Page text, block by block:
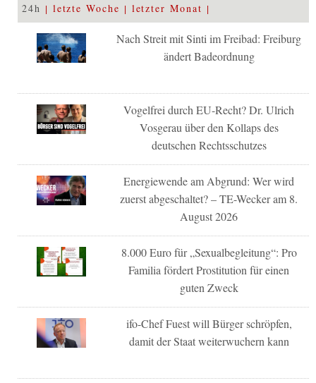
24h letzte Woche letzter Monat
Nach Streit mit Sinti im Freibad: Freiburg
ändert Badeordnung
Vogelfrei durch EU-Recht? Dr. Ulrich
Vosgerau über den Kollaps des
deutschen Rechtsschutzes
Energiewende am Abgrund: Wer wird
zuerst abgeschaltet? – TE-Wecker am 8.
August 2026
8.000 Euro für „Sexualbegleitung“: Pro
Familia fördert Prostitution für einen
guten Zweck
ifo-Chef Fuest will Bürger schröpfen,
damit der Staat weiterwuchern kann